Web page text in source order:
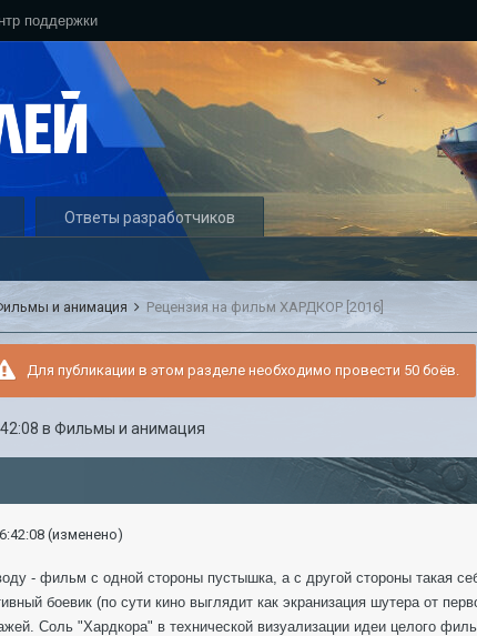
поддержки
Ответы разработчиков
и анимация Рецензия на фильм ХАРДКОР [2016]
Для публикации в этом разделе необходимо провести 50 боёв.
вФильмы и анимация
(изменено)
- фильм с одной стороны пустышка, а с другой стороны такая
боевик (по сути кино выглядит как экранизация шутера от
Соль "Хардкора" в технической визуализации идеи целого